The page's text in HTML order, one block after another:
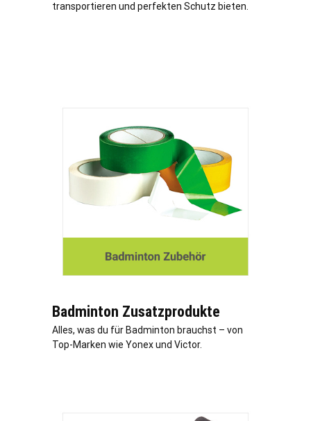
transportieren und perfekten Schutz bieten.
Badminton Zusatzprodukte
Alles, was du für Badminton brauchst – von
Top-Marken wie Yonex und Victor.